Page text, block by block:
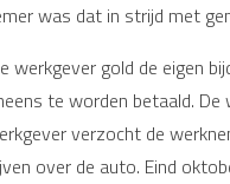
was dat in strijd met
werkgever gold de eigen
te worden betaald.
verzocht de
over de auto. Eind